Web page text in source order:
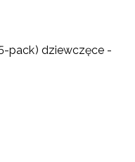
pack) dziewczęce -